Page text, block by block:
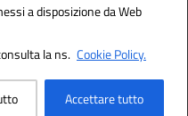
a disposizione da Web
la ns. Cookie Policy.
Accettare tutto
3D Solution S.r.l.
Designers Italia